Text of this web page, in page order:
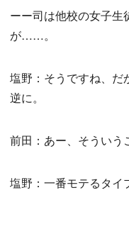
ーー司は他校の女子生
が……。
塩野：そうですね、だ
逆に。
前田：あー、そういう
塩野：一番モテるタイ